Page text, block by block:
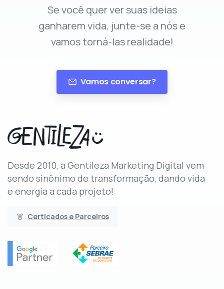
Se você quer ver suas ideias
ganharem vida, junte-se a nós e
vamos torná-las realidade!
Vamos conversar?
Desde 2010, a Gentileza Marketing Digital vem
sendo sinônimo de transformação, dando vida
e energia a cada projeto!
Certicados e Parceiros